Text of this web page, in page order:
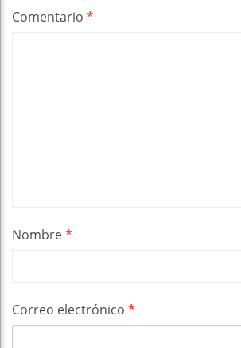
Comentario *
Nombre*
Correo electrónico *